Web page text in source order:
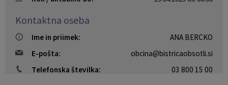
Kontaktna oseba
Ime in priimek:
ANA BERCKO
E-pošta:
obcina@bistricaobsotli.si
Telefonska številka:
03 800 15 00
Organigram
Varstvo osebnih podatkov
Občinski časopis Orans
Naše OKO